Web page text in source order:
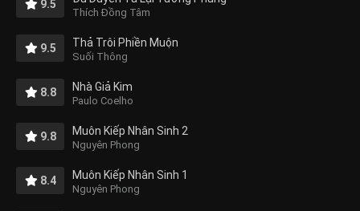
9.5
Thích Đồng Tâm
9.5 Thả Trôi Phiền Muộn
Suối Thông
8.8 Nhà Giả Kim
Paulo Coelho
9.8 Muôn Kiếp Nhân Sinh 2
Nguyên Phong
8.4 Muôn Kiếp Nhân Sinh 1
Nguyên Phong